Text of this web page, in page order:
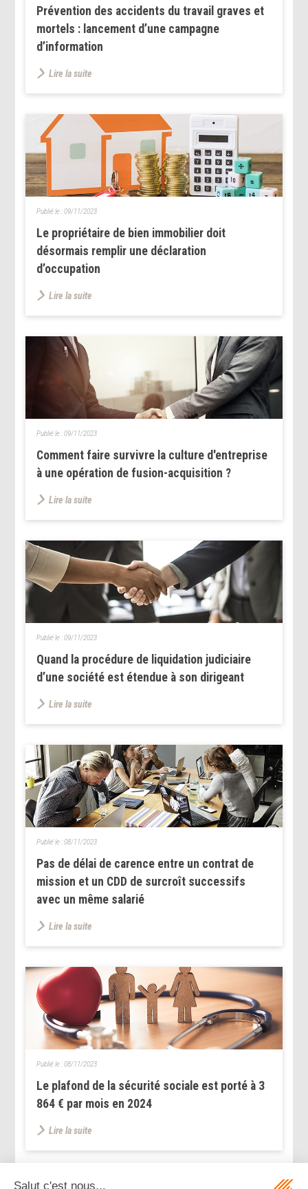
Prévention des accidents du travail graves et
mortels : lancement d’une campagne
d’information
Lire la suite
Le propriétaire de bien immobilier doit
désormais remplir une déclaration
d’occupation
Publié le :09/11/2023
Lire la suite
Comment faire survivre la culture d'entreprise
à une opération de fusion-acquisition ?
Publié le :09/11/2023
Lire la suite
Quand la procédure de liquidation judiciaire
d’une société est étendue à son dirigeant
Publié le :09/11/2023
Lire la suite
Pas de délai de carence entre un contrat de
mission et un CDD de surcroît successifs
avec un même salarié
Publié le :08/11/2023
Lire la suite
Le plafond de la sécurité sociale est porté à 3
864 € par mois en 2024
Publié le :08/11/2023
Lire la suite